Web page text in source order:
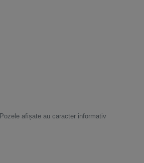
Pozele afișate au caracter informativ